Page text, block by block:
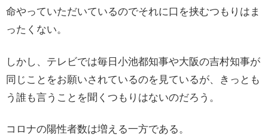
命やっていただいているのでそれに口を挟むつもりはま
ったくない。
しかし、テレビでは毎日小池都知事や大阪の吉村知事が
同じことをお願いされているのを見ているが、きっとも
う誰も言うことを聞くつもりはないのだろう。
コロナの陽性者数は増える一方である。